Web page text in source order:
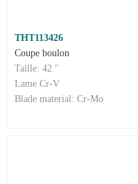
THT113426
Coupe boulon
Taille: 42 "
Lame Cr-V
Blade material: Cr-Mo